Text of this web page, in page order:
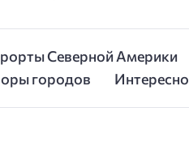
Северной Америки
городов Интересно